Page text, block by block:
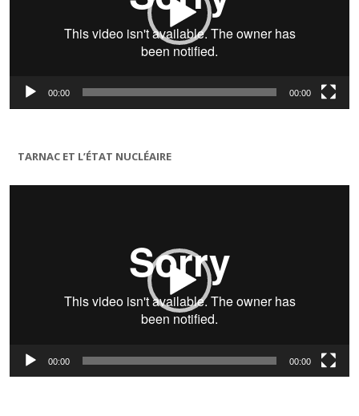
00:00 00:00
TARNAC ET L’ÉTAT NUCLÉAIRE
Lecteur
00:00 00:00